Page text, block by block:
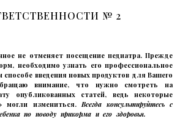
№ 2
не отменяет посещение педиатра. Прежде
необходимо узнать его профессиональное
введения новых продуктов для Вашего
внимание, что нужно смотреть на
опубликованных статей, ведь некоторые
могли измениться.Всегда консультируйтесь с
по поводу прикорма и его здоровья.